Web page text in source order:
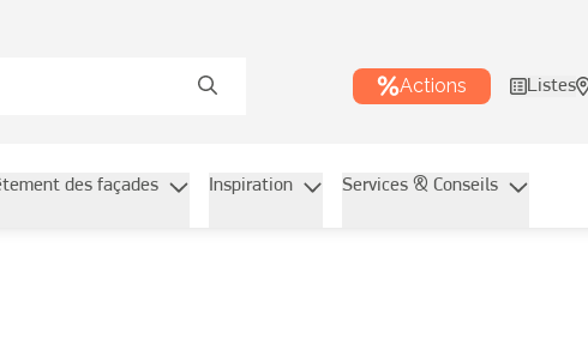
Actions Listes
des façades Inspiration Services & Conseils